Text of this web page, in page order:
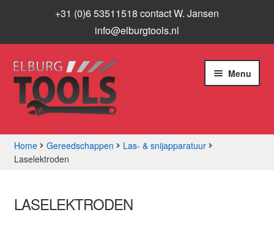
+31 (0)6 53511518 contact W. Jansen
info@elburgtools.nl
Ga
door
naar
navigatie
Ga
naar
inhoud
Menu
Assortiment
Aanbiedingen
Home Gereedschappen
Las- & snijapparatuur
Laselektroden
LASELEKTRODEN